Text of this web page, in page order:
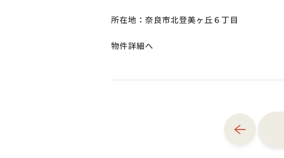
所在地：奈良市北登美ヶ丘６丁目
物件詳細へ